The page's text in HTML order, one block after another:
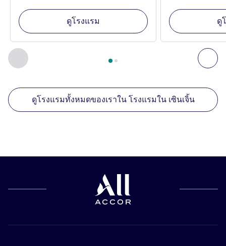
ก่อนหน้า - สถานประกอบการอื่นของเราที่อยู่ใกล้เคียง ถั
หน้า1 , สถานประกอบการอื่นของเราที่อยู่ใกล้เคียง 1 :,
ดูโรงแรม ดู
ดูโรงแรมทั้งหมดของเราใน โรงแรมใน เซินเจิ้น